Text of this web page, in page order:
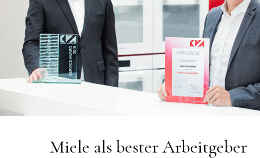
Miele als bester Arbeitgeber